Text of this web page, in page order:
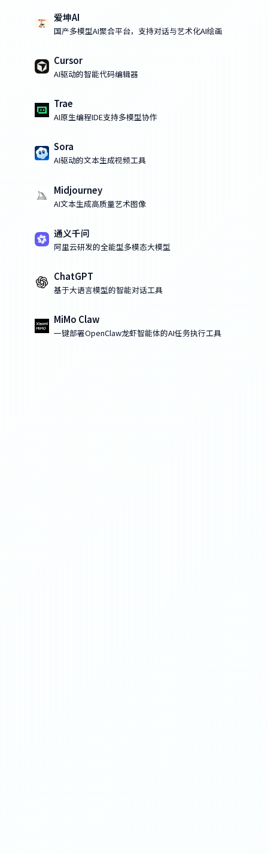
爱坤AI
国产多模型AI聚合平台，支持对话与艺术化AI绘画
Cursor
AI驱动的智能代码编辑器
Trae
AI原生编程IDE支持多模型协作
Sora
AI驱动的文本生成视频工具
Midjourney
AI文本生成高质量艺术图像
通义千问
阿里云研发的全能型多模态大模型
ChatGPT
基于大语言模型的智能对话工具
MiMo Claw
一键部署OpenClaw龙虾智能体的AI任务执行工具